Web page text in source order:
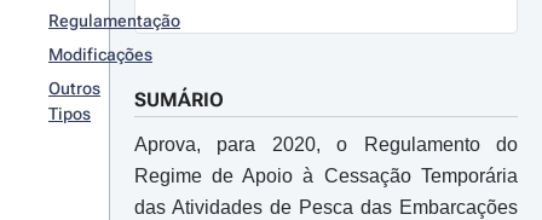
Regulamentação
Modificações
Outros
Tipos
SUMÁRIO
Aprova, para 2020, o Regulamento do
Regime de Apoio à Cessação Temporária
das Atividades de Pesca das Embarcações